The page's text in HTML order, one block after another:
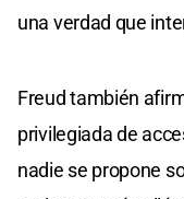
una verdad que
Freud también
privilegiada de
nadie se propone